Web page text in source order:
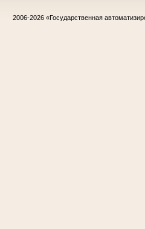
2006-2026 «Государственная